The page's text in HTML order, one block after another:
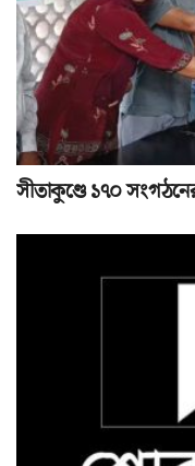
সীতাকুণ্ডে ১৭০